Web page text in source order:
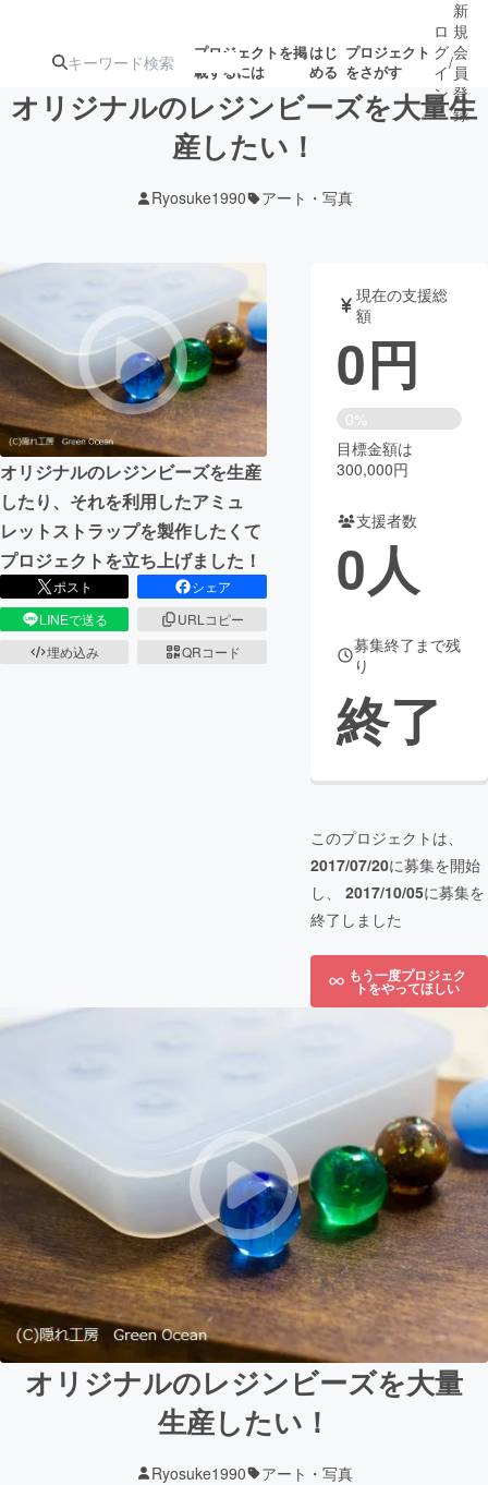
プロジェクトを掲
載するには
はじ
める
プロジェクト
をさがす
ジェクト
募集終了が近いプ
ロジェクト
音楽
テクノロジー・ガジェット ゲーム・サ
映像・映画 書籍・雑誌
ビジネス・起業 チャレンジ
まちづくり・地域活性化
CAMPFIRE for Social Good CAMPFIRE Creation
CAMPFIREふるさと納税
ロ
グ
イ
ン
/
新
規
会
員
登
録
オリジナルのレジンビーズを大量生
産したい！
Ryosuke1990 アート・写真
オリジナルのレジンビーズを生産
したり、それを利用したアミュ
レットストラップを製作したくて
プロジェクトを立ち上げました！
ポスト
シェア
LINEで送る
URLコピー
埋め込み
QRコード
現在の支援総
額
0円
0%
目標金額は
300,000円
支援者数
0人
募集終了まで残
り
終了
このプロジェクトは、
2017/07/20に募集を開始
し、 2017/10/05に募集を
終了しました
もう一度プロジェク
トをやってほしい
オリジナルのレジンビーズを大量
生産したい！
Ryosuke1990 アート・写真